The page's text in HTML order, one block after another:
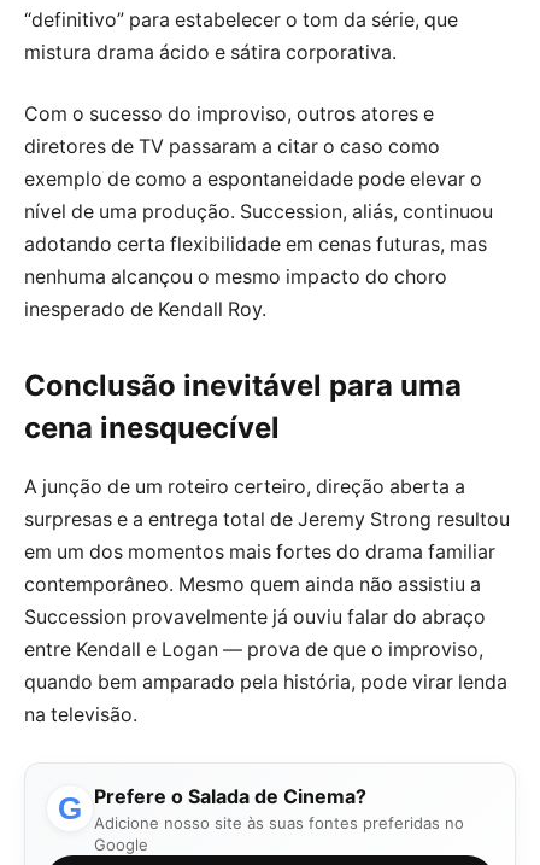
“definitivo” para estabelecer o tom da série, que
mistura drama ácido e sátira corporativa.
Com o sucesso do improviso, outros atores e
diretores de TV passaram a citar o caso como
exemplo de como a espontaneidade pode elevar o
nível de uma produção. Succession, aliás, continuou
adotando certa flexibilidade em cenas futuras, mas
nenhuma alcançou o mesmo impacto do choro
inesperado de Kendall Roy.
Conclusão inevitável para uma
cena inesquecível
A junção de um roteiro certeiro, direção aberta a
surpresas e a entrega total de Jeremy Strong resultou
em um dos momentos mais fortes do drama familiar
contemporâneo. Mesmo quem ainda não assistiu a
Succession provavelmente já ouviu falar do abraço
entre Kendall e Logan — prova de que o improviso,
quando bem amparado pela história, pode virar lenda
na televisão.
G Prefere o Salada de Cinema?
Adicione nosso site às suas fontes preferidas no
Google